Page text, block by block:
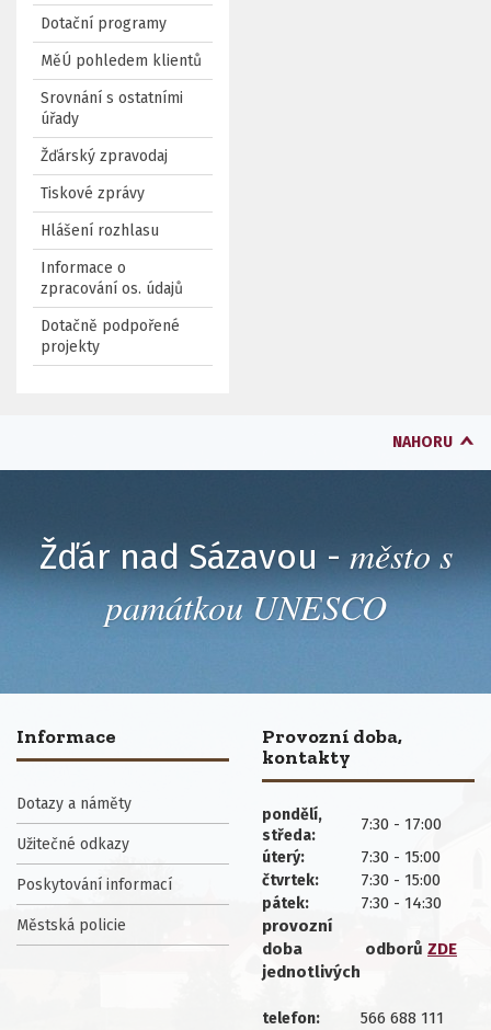
Dotační programy
MěÚ pohledem klientů
Srovnání s ostatními
úřady
Žďárský zpravodaj
Tiskové zprávy
Hlášení rozhlasu
Informace o
zpracování os. údajů
Dotačně podpořené
projekty
NAHORU
Žďár nad Sázavou - město s
památkou UNESCO
Informace
Dotazy a náměty
Užitečné odkazy
Poskytování informací
Městská policie
Provozní doba,
kontakty
pondělí,
středa:
7:30 - 17:00
úterý: 7:30 - 15:00
čtvrtek: 7:30 - 15:00
pátek:
7:30 - 14:30
provozní
doba
jednotlivých
odborů ZDE
telefon: 566 688 111